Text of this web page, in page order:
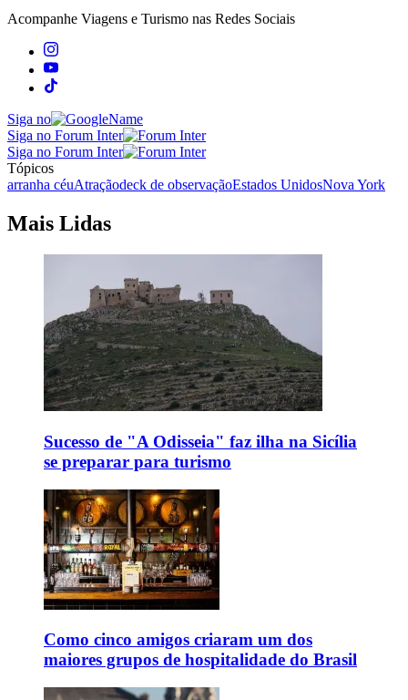
Acompanhe Viagens e Turismo nas Redes Sociais
Siga no
Siga no Forum Inter
Siga no Forum Inter
Tópicos
arranha céuAtraçãodeck de observaçãoEstados UnidosNova York
Mais Lidas
Sucesso de "A Odisseia" faz ilha na Sicília
se preparar para turismo
Como cinco amigos criaram um dos
maiores grupos de hospitalidade do Brasil